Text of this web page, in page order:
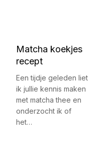
Matcha koekjes
recept
Een tijdje geleden liet
ik jullie kennis maken
met matcha thee en
onderzocht ik of
het…